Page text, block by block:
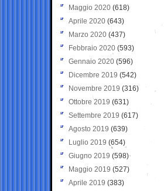
Maggio 2020 (618)
Aprile 2020 (643)
Marzo 2020 (437)
Febbraio 2020 (593)
Gennaio 2020 (596)
Dicembre 2019 (542)
Novembre 2019 (316)
Ottobre 2019 (631)
Settembre 2019 (617)
Agosto 2019 (639)
Luglio 2019 (654)
Giugno 2019 (598)
Maggio 2019 (527)
Aprile 2019 (383)